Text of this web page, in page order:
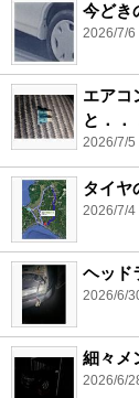
今どき
2026/7/6
エアコ
と．．
2026/7/5
タイヤ
2026/7/4
ヘッド
2026/6/
細々メ
2026/6/